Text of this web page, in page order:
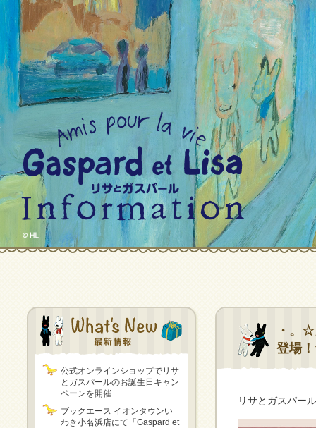
公式オンラインショップでリサ
とガスパールのお誕生日キャン
ペーンを開催
ブックエース イオンタウンい
わき小名浜店にて「Gaspard et
・。
登場
リサとガスパー